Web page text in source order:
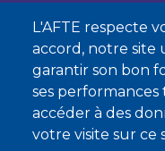
L'AFTE respecte
accord, notre site
garantir son bon
ses
accéder à des
votre visite sur ce
Nous contacter
À propos
Qui sommes-nous ?
Devenir membre